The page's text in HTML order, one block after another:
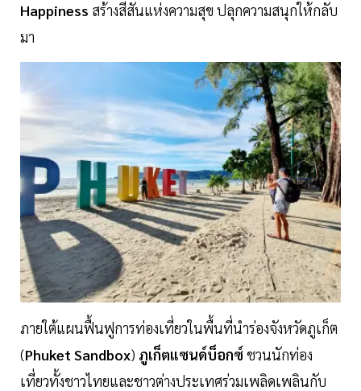
Happiness สร้างสีสันแห่งความสุข ปลุกความสนุกให้กลับ
มา
ภายใต้แผนฟื้นฟูการท่องเที่ยวในพื้นที่นำร่องจังหวัดภูเก็ต
(Phuket Sandbox) ภูเก็ตแซนด์บ็อกซ์ชวนนักท่อง
เที่ยวทั้งชาวไทยและชาวต่างประเทศร่วมเพลิดเพลินกับ